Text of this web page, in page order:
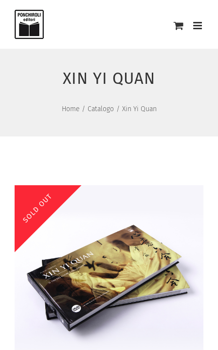
contenuto
XIN YI QUAN
Home Catalogo Xin Yi Quan